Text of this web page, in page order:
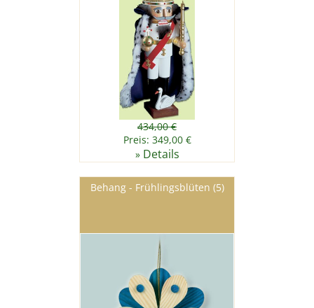
434,00 €
Preis: 349,00 €
» Details
Behang - Frühlingsblüten (5)